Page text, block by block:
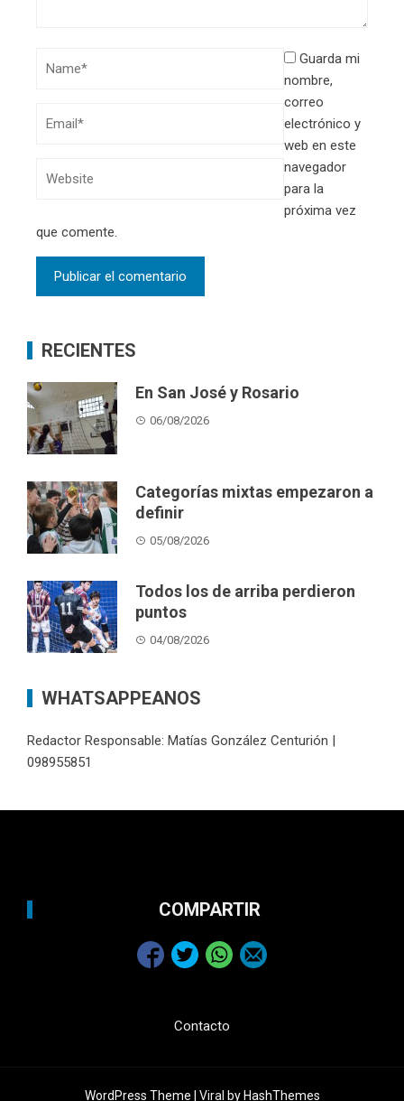
Guarda mi
nombre,
correo
electrónico y
web en este
navegador
para la
próxima vez
que comente.
RECIENTES
En San José y Rosario
06/08/2026
Categorías mixtas empezaron a
definir
05/08/2026
Todos los de arriba perdieron
puntos
04/08/2026
WHATSAPPEANOS
Redactor Responsable: Matías González Centurión |
098955851
COMPARTIR
Contacto
WordPress Theme | Viral by HashThemes